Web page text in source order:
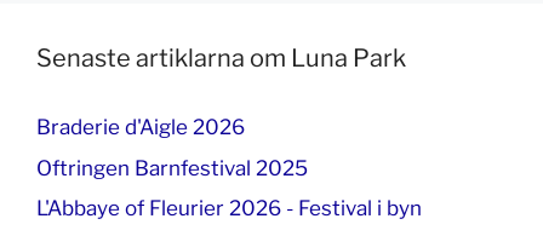
Senaste artiklarna om Luna Park
Braderie d'Aigle 2026
Oftringen Barnfestival 2025
L'Abbaye of Fleurier 2026 - Festival i byn